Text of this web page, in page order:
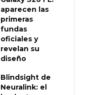
aparecen las
primeras
fundas
oficiales y
revelan su
diseño
Blindsight de
Neuralink: el